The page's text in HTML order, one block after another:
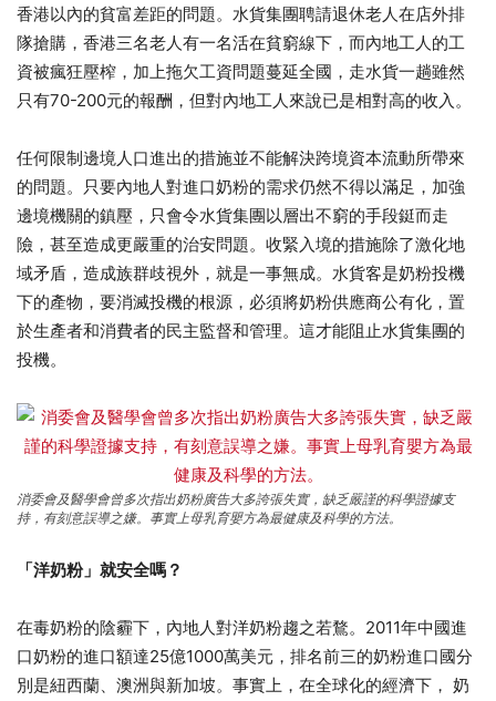
香港以內的貧富差距的問題。水貨集團聘請退休老人在店外排
隊搶購，香港三名老人有一名活在貧窮線下，而內地工人的工
資被瘋狂壓榨，加上拖欠工資問題蔓延全國，走水貨一趟雖然
只有70-200元的報酬，但對內地工人來說已是相對高的收入。
任何限制邊境人口進出的措施並不能解決跨境資本流動所帶來
的問題。只要內地人對進口奶粉的需求仍然不得以滿足，加強
邊境機關的鎮壓，只會令水貨集團以層出不窮的手段鋌而走
險，甚至造成更嚴重的治安問題。收緊入境的措施除了激化地
域矛盾，造成族群歧視外，就是一事無成。水貨客是奶粉投機
下的產物，要消滅投機的根源，必須將奶粉供應商公有化，置
於生產者和消費者的民主監督和管理。這才能阻止水貨集團的
投機。
消委會及醫學會曾多次指出奶粉廣告大多誇張失實，缺乏嚴謹的科學證據支
持，有刻意誤導之嫌。事實上母乳育嬰方為最健康及科學的方法。
「洋奶粉」就安全嗎？
在毒奶粉的陰霾下，內地人對洋奶粉趨之若鶩。2011年中國進
口奶粉的進口額達25億1000萬美元，排名前三的奶粉進口國分
別是紐西蘭、澳洲與新加坡。事實上，在全球化的經濟下， 奶